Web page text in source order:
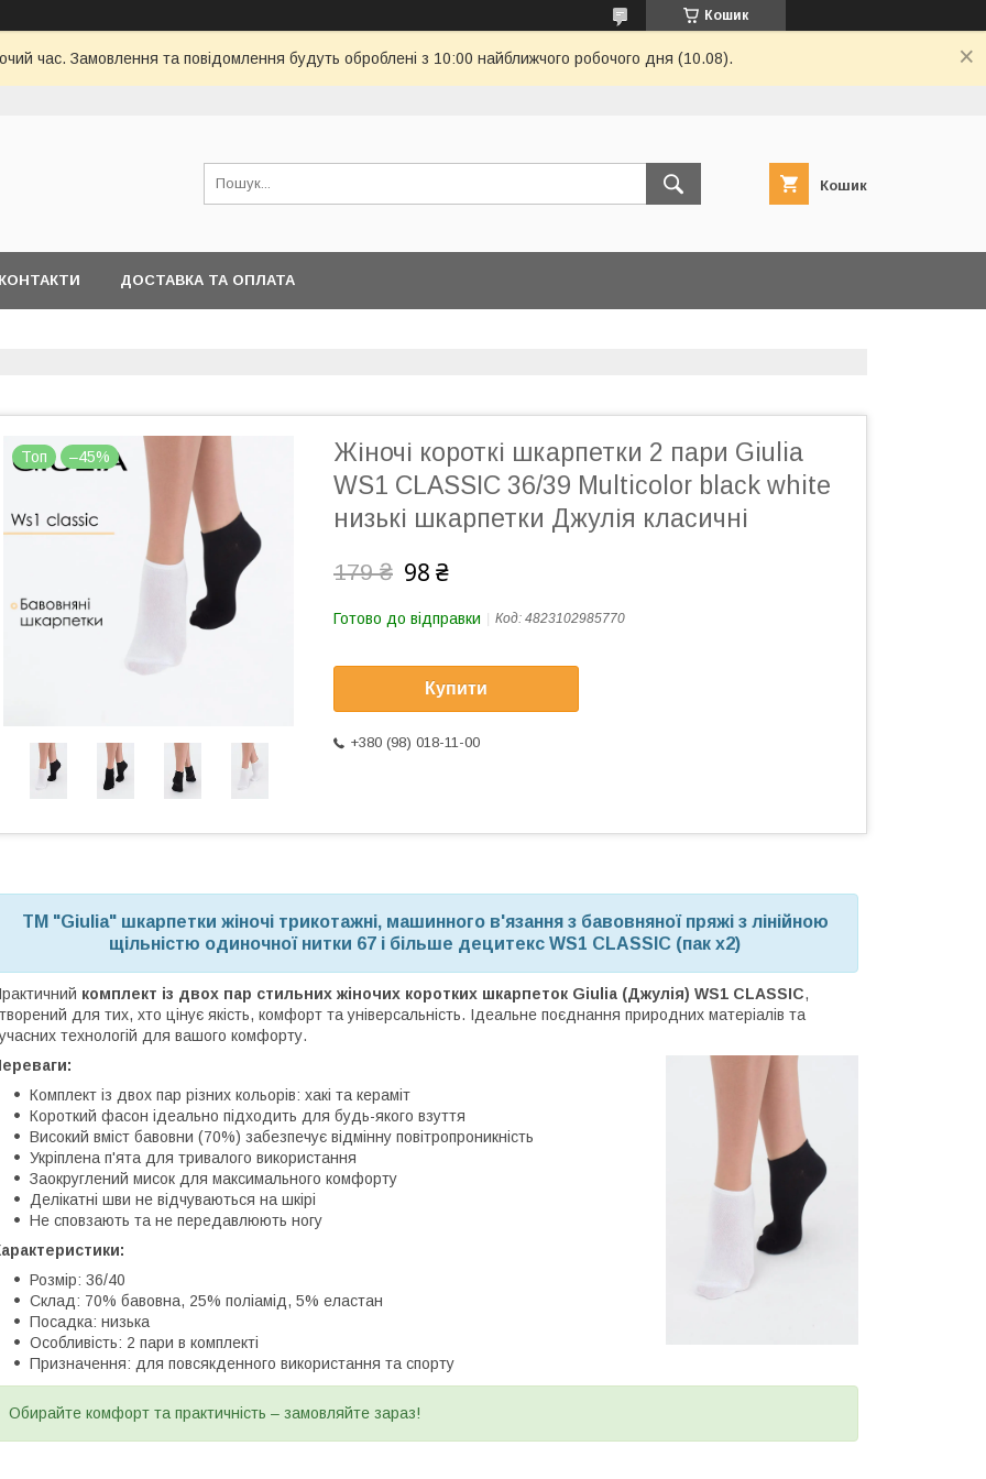
Кошик
час. Замовлення та повідомлення будуть оброблені з 10:00 найближчого робочого дня (10.08).
Кошик
ДОСТАВКА ТА ОПЛАТА
Топ –45%
Жіночі короткі шкарпетки 2 пари Giulia
WS1 CLASSIC 36/39 Multicolor black white
низькі шкарпетки Джулія класичні
179 ₴ 98 ₴
Готово до відправки Код: 4823102985770
Купити
+380 (98) 018-11-00
ТМ "Giulia" шкарпетки жіночі трикотажні, машинного в'язання з бавовняної пряжі з лінійною
щільністю одиночної нитки 67 і більше децитекс WS1 CLASSIC (пак х2)
комплект із двох пар стильних жіночих коротких шкарпеток Giulia (Джулія) WS1 CLASSIC,
для тих, хто цінує якість, комфорт та універсальність. Ідеальне поєднання природних матеріалів та
технологій для вашого комфорту.
Комплект із двох пар різних кольорів: хакі та кераміт
Короткий фасон ідеально підходить для будь-якого взуття
Високий вміст бавовни (70%) забезпечує відмінну повітропроникність
Укріплена п'ята для тривалого використання
Заокруглений мисок для максимального комфорту
Делікатні шви не відчуваються на шкірі
Не сповзають та не передавлюють ногу
Розмір: 36/40
Склад: 70% бавовна, 25% поліамід, 5% еластан
Посадка: низька
Особливість: 2 пари в комплекті
Призначення: для повсякденного використання та спорту
Обирайте комфорт та практичність – замовляйте зараз!